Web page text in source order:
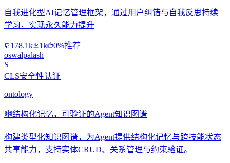
自我进化型AI记忆管理框架，通过用户纠错与自我反思持续
学习，实现永久能力提升
178.1k 1k
0%推荐
oswalpalash
S
CLS安全性认证
ontology
🕸️结构化记忆，可验证的Agent知识图谱
构建类型化知识图谱，为Agent提供结构化记忆与跨技能状态
共享能力，支持实体CRUD、关系管理与约束验证。